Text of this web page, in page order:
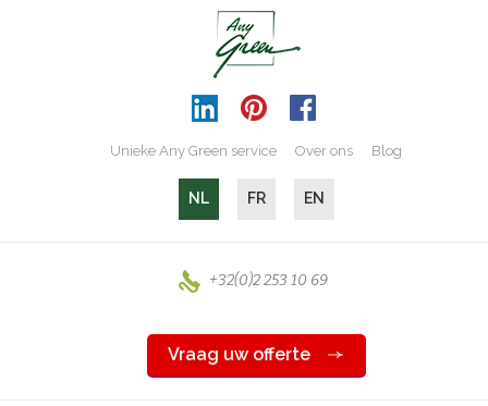
Unieke Any Green service Over ons Blog
NL FR EN
+32(0)2 253 10 69
Vraag uw offerte